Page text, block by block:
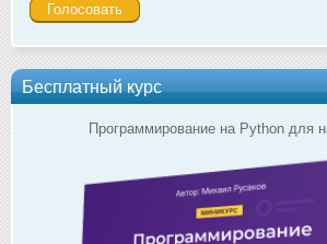
Бесплатный курс
Программирование на Python для